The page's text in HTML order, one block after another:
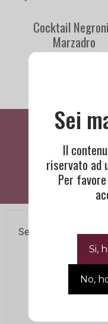
Cocktail
Marzadro
Cosa
Se hai bisogno di
Sei
Il
riservato ad
Per